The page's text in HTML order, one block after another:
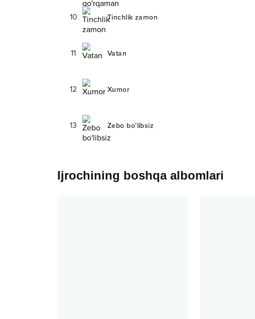
10 Tinchlik zamon
11 Vatan
12 Xumor
13 Zebo bo'libsiz
Ijrochining boshqa albomlari